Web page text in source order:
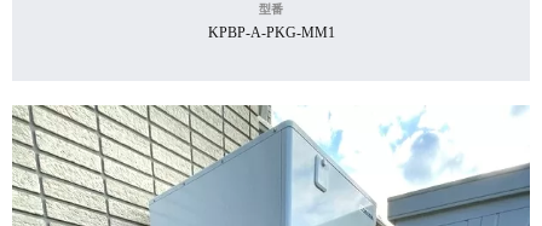
型番
KPBP-A-PKG-MM1